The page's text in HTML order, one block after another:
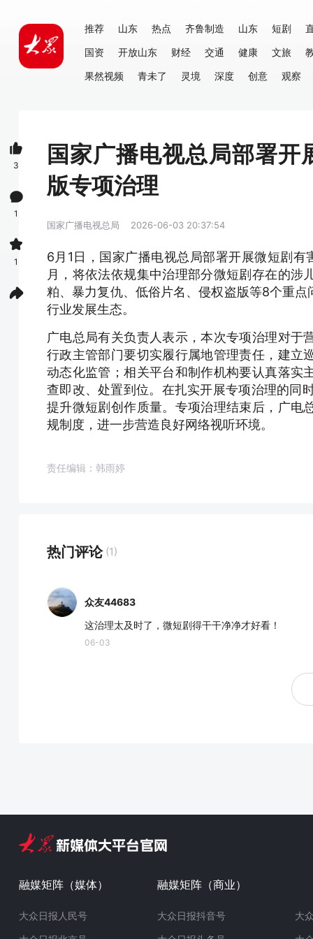
推荐 山东 热点 齐鲁制造 山东 短剧
国资
开放山东 财经 交通 健康 文旅
果然视频
青未了 灵境 深度 创意 观察
国家广播电视总局部署
版专项治理
国家广播电视总局 2026-06-03 20:37:54
6月1日，国家广播电视总局部署开展微短剧
月，将依法依规集中治理部分微短剧存在的
粕、暴力复仇、低俗片名、侵权盗版等8个重
行业发展生态。
广电总局有关负责人表示，本次专项治理对于
行政主管部门要切实履行属地管理责任，建立
动态化监管；相关平台和制作机构要认真落实
查即改、处置到位。在扎实开展专项治理的同
提升微短剧创作质量。专项治理结束后，广电
规制度，进一步营造良好网络视听环境。
责任编辑：韩雨婷
热门评论 (1)
众友44683
这治理太及时了，微短剧得干干净净才好看！
06-03
3
1
1
融媒矩阵（媒体）
大众日报人民号
融媒矩阵（商业）
大众日报抖音号
大